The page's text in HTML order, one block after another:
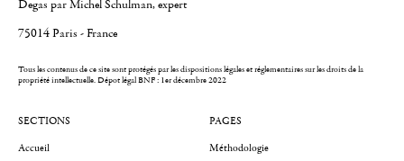
Degas par Michel Schulman, expert
75014 Paris - France
Tous les contenus de ce site sont protégés par les dispositions légales et réglementaires sur les droits de la
propriété intellectuelle.Dépot légal BNF : 1er décembre 2022
SECTIONS
Accueil
PAGES
Méthodologie